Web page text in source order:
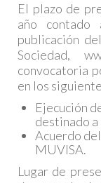
El plazo de
año
publicación
Sociedad,
convocatoria
en los
Ejecución
destinado
Acuerdo
MUVISA.
Lugar de